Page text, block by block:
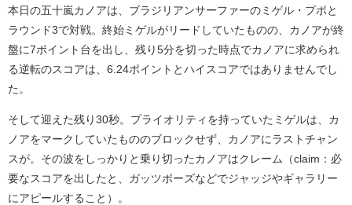
本日の五十嵐カノアは、ブラジリアンサーファーのミゲル・プポと
ラウンド3で対戦。終始ミゲルがリードしていたものの、カノアが終
盤に7ポイント台を出し、残り5分を切った時点でカノアに求められ
る逆転のスコアは、6.24ポイントとハイスコアではありませんでし
た。
そして迎えた残り30秒。プライオリティを持っていたミゲルは、カ
ノアをマークしていたもののブロックせず、カノアにラストチャン
スが。その波をしっかりと乗り切ったカノアはクレーム（claim：必
要なスコアを出したと、ガッツポーズなどでジャッジやギャラリー
にアピールすること）。